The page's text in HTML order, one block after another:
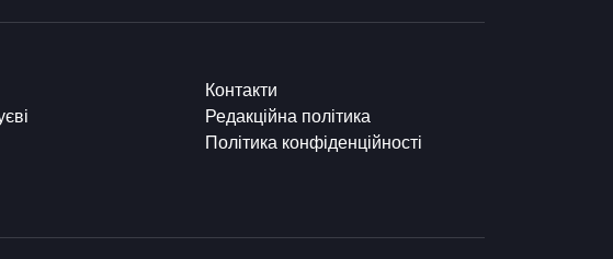
Контакти
Редакційна політика
Політика конфіденційності